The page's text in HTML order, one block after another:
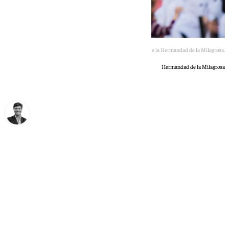
El Señor de la Esperanza de la Hermandad de la Milagrosa.
Hermandad de la Milagrosa